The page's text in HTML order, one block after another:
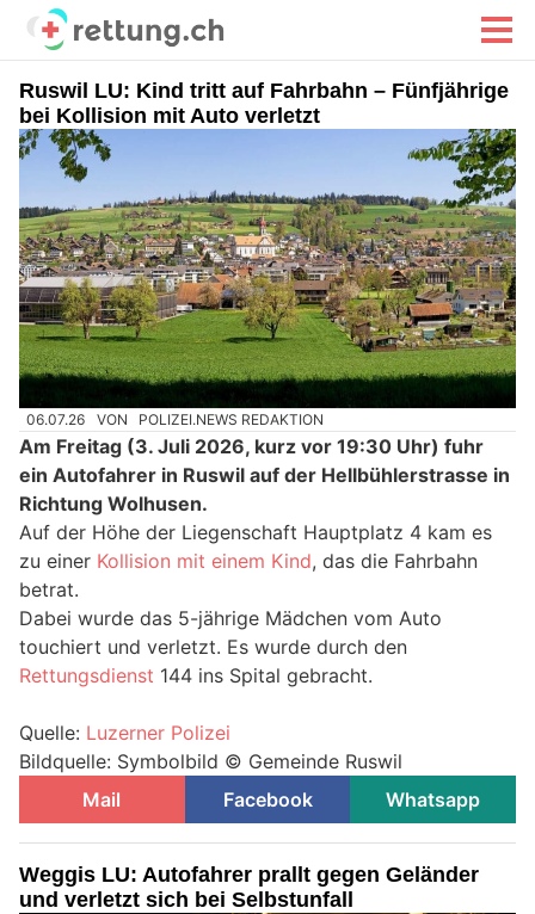
Ruswil LU: Kind tritt auf Fahrbahn – Fünfjährige
bei Kollision mit Auto verletzt
06.07.26 VON POLIZEI.NEWS REDAKTION
Am Freitag (3. Juli 2026, kurz vor 19:30 Uhr) fuhr
ein Autofahrer in Ruswil auf der Hellbühlerstrasse in
Richtung Wolhusen.
Auf der Höhe der Liegenschaft Hauptplatz 4 kam es
zu einer Kollision mit einem Kind, das die Fahrbahn
betrat.
Dabei wurde das 5-jährige Mädchen vom Auto
touchiert und verletzt. Es wurde durch den
Rettungsdienst 144 ins Spital gebracht.
Quelle: Luzerner Polizei
Bildquelle: Symbolbild © Gemeinde Ruswil
Mail
Facebook Whatsapp
Weggis LU: Autofahrer prallt gegen Geländer
und verletzt sich bei Selbstunfall